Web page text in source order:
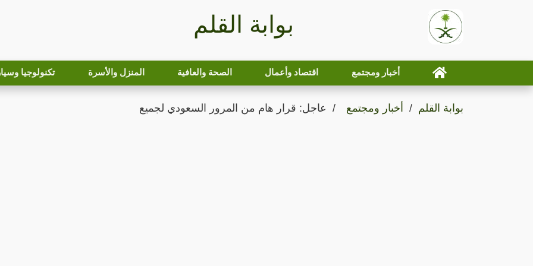
بوابة القلم
أخبار ومجتمع اقتصاد وأعمال الصحة والعافية المنزل والأسرة تكنولوجيا
بوابة القلم أخبار ومجتمع عاجل: قرار هام من المرور السعودي لجميع